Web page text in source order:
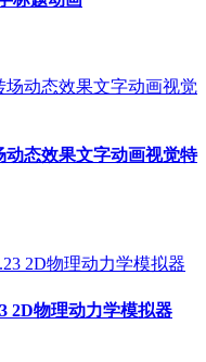
动态效果文字动画视觉特
2D物理动力学模拟器